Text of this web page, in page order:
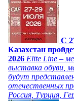
C
Казахстан
2026 Elite Line –
выставка обуви,
будут
отечественных
Россия, Турция,